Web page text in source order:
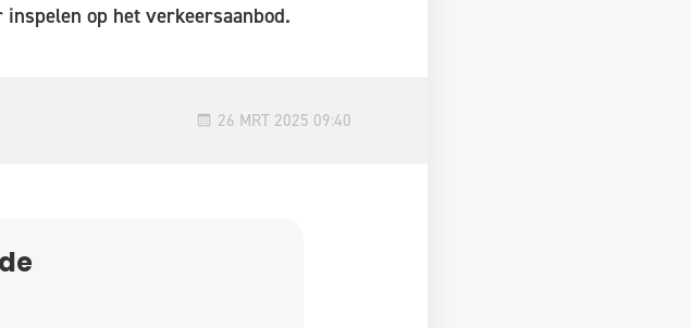
op het verkeersaanbod.
26 MRT 2025 09:40